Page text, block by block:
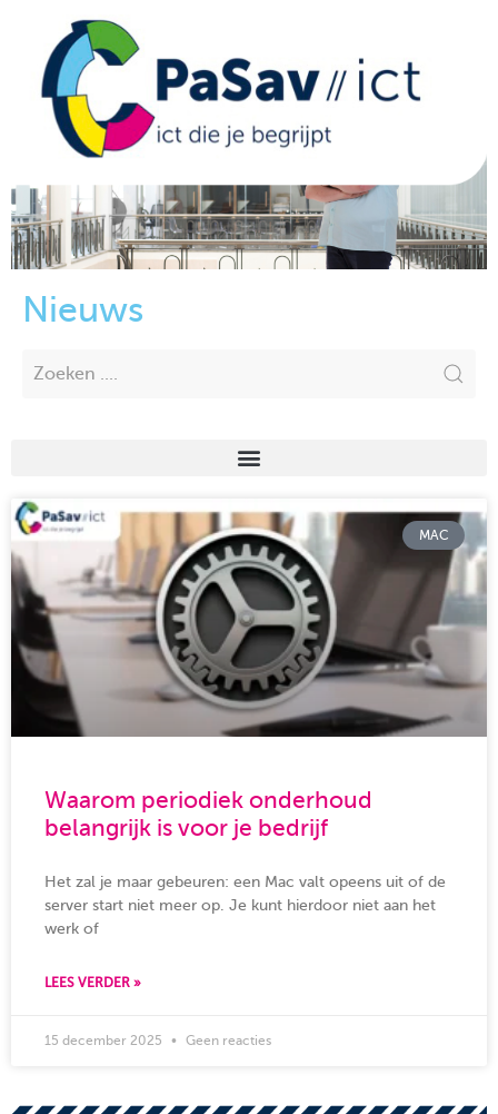
Nieuws
MAC
Waarom periodiek onderhoud
belangrijk is voor je bedrijf
Het zal je maar gebeuren: een Mac valt opeens uit of de
server start niet meer op. Je kunt hierdoor niet aan het
werk of
LEES VERDER »
15 december 2025 Geen reacties